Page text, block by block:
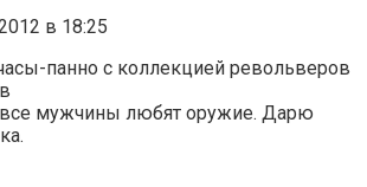
в 18:25
панно с коллекцией револьверов
мужчины любят оружие. Дарю